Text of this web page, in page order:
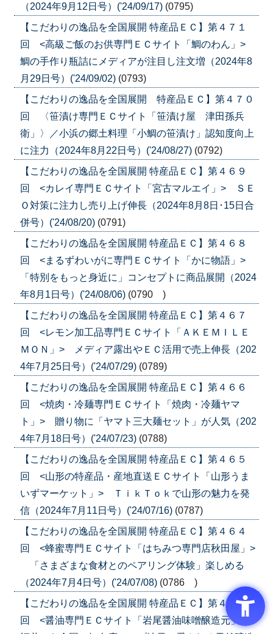
（2024年9月12日号）('24/09/17) (0795)
【こだわりの逸品を全国展開 特産品ＥＣ】第４７１
回 <高級ご飯のお供専門ＥＣサイト「鯛のわん」>
鯛の手作り瓶詰にメディアが注目し注文増（2024年8
月29日号）('24/09/02) (0793)
【こだわりの逸品を全国展開 特産品ＥＣ】第４７０
回 〈笹漬け専門ＥＣサイト「笹漬け屋 津田孫兵
衛」〉／小浜の郷土料理「小鯛の笹漬け」認知度向上
に注力（2024年8月22日号）('24/08/27) (0792)
【こだわりの逸品を全国展開 特産品ＥＣ】第４６９
回 <カレイ専門ＥＣサイト「宮古マルエイ」> ＳＥ
Ｏ対策に注力し売り上げ伸長（2024年8月8日･15日合
併号）('24/08/20) (0791)
【こだわりの逸品を全国展開 特産品ＥＣ】第４６８
回 <まるずわいがに専門ＥＣサイト「かに物語」>
「特別をもっと身近に」コンセプトに商品展開（2024
年8月1日号）('24/08/06) (0790 )
【こだわりの逸品を全国展開 特産品ＥＣ】第４６７
回 <レモン加工品専門ＥＣサイト「ＡＫＥＭＩＬＥ
ＭＯＮ」> メディア露出やＥＣ活用で売上伸長（202
4年7月25日号）('24/07/29) (0789)
【こだわりの逸品を全国展開 特産品ＥＣ】第４６６
回 <焼肉・冷麺専門ＥＣサイト「焼肉・冷麺ヤマ
ト」> 贈り物に「ヤマト三大麺セット」が人気（202
4年7月18日号）('24/07/23) (0788)
【こだわりの逸品を全国展開 特産品ＥＣ】第４６５
回 <山形の特産品・産地直送ＥＣサイト「山形うま
いずマーケット」> ＴｉｋＴｏｋで山形の魅力を発
信（2024年7月11日号）('24/07/16) (0787)
【こだわりの逸品を全国展開 特産品ＥＣ】第４６４
回 <蜂蜜専門ＥＣサイト「はちみつ専門店秋田屋」>
「さまざまな食材とのペアリング体験」楽しめる
（2024年7月4日号）('24/07/08) (0786 )
【こだわりの逸品を全国展開 特産品ＥＣ】第４６３
回 <醤油専門ＥＣサイト「岩尾醤油味噌醸造元」>